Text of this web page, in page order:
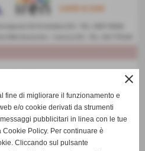
close
fine di migliorare il funzionamento e
e/o cookie derivati da strumenti
pubblicitari in linea con le tue
Policy. Per continuare è
Cliccando sul pulsante